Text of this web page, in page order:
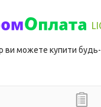
ви можете купити